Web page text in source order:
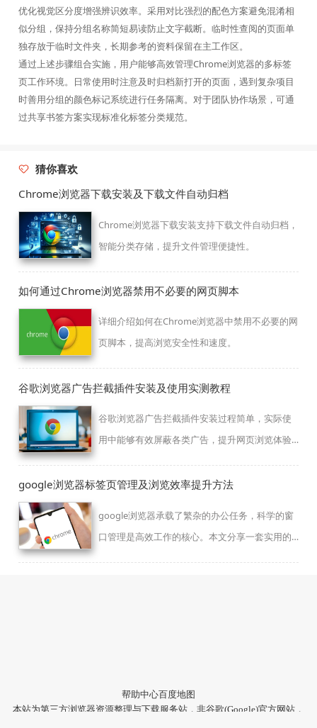
优化视觉区分度增强辨识效率。采用对比强烈的配色方案避免混淆相
似分组，保持分组名称简短易读防止文字截断。临时性查阅的页面单
独存放于临时文件夹，长期参考的资料保留在主工作区。
通过上述步骤组合实施，用户能够高效管理Chrome浏览器的多标签
页工作环境。日常使用时注意及时归档新打开的页面，遇到复杂项目
时善用分组的颜色标记系统进行任务隔离。对于团队协作场景，可通
过共享书签方案实现标准化标签分类规范。
猜你喜欢
Chrome浏览器下载安装及下载文件自动归档
Chrome浏览器下载安装支持下载文件自动归档，
智能分类存储，提升文件管理便捷性。
如何通过Chrome浏览器禁用不必要的网页脚本
详细介绍如何在Chrome浏览器中禁用不必要的网
页脚本，提高浏览安全性和速度。
谷歌浏览器广告拦截插件安装及使用实测教程
谷歌浏览器广告拦截插件安装过程简单，实际使
用中能够有效屏蔽各类广告，提升网页浏览体验
google浏览器标签页管理及浏览效率提升方法
google浏览器承载了繁杂的办公任务，科学的窗
口管理是高效工作的核心。本文分享一套实用的
帮助中心百度地图
本站为第三方浏览器资源整理与下载服务站，非谷歌(Google)官方网站，